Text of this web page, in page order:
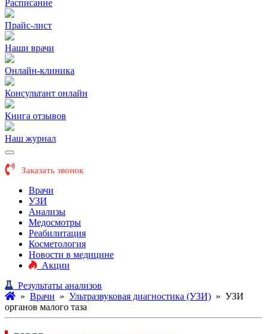
Расписание
Прайс-лист
Наши врачи
Онлайн-клиника
Консультант онлайн
Книга отзывов
Наш журнал
Заказать звонок
Врачи
УЗИ
Анализы
Медосмотры
Реабилитация
Косметология
Новости в медицине
Акции
Результаты анализов
» Врачи » Ультразвуковая диагностика (УЗИ) » УЗИ
органов малого таза